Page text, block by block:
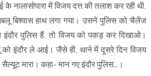
नालासोपारा में विजय दत्त की तलाश कर रही थी,
बिश्वास हाथ लगा गया। उसने पुलिस को चैलेंज
इंदौर पुलिस हैं, तो विजय को पकड़ कर दिखाओ।
इंदौर ले आई। जैसे ही, थाने में दूसरे दिन विजय
मारा। कहा- मान गए इंदौर पुलिस...।